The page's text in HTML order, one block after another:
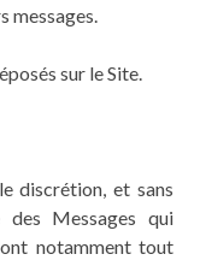
messages.
sur le Site.
discrétion, et sans
Messages qui
notamment tout